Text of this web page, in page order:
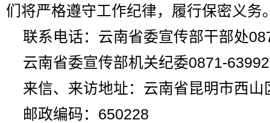
们将严格遵守工作纪律，履行保密义务
联系电话：云南省委宣传部干部处
云南省委宣传部机关纪委0871-
来信、来访地址：云南省昆明市西山
邮政编码：650228